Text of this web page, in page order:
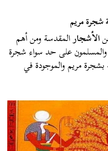
الأشجارالمقدسة ومن أهم
على حد سواء شجرة
بشجرة مريم والموجودة في